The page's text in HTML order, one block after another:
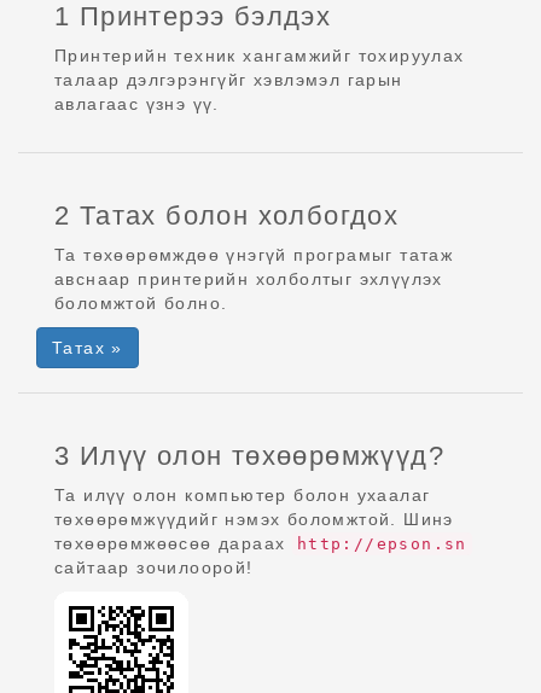
1 Принтерээ бэлдэх
Принтерийн техник хангамжийг тохируулах
талаар дэлгэрэнгүйг хэвлэмэл гарын
авлагаас үзнэ үү.
2 Татах болон холбогдох
Та төхөөрөмждөө үнэгүй програмыг татаж
авснаар принтерийн холболтыг эхлүүлэх
боломжтой болно.
Татах »
3 Илүү олон төхөөрөмжүүд?
Та илүү олон компьютер болон ухаалаг
төхөөрөмжүүдийг нэмэх боломжтой. Шинэ
төхөөрөмжөөсөө дараах
http://epson.sn
сайтаар зочилоорой!